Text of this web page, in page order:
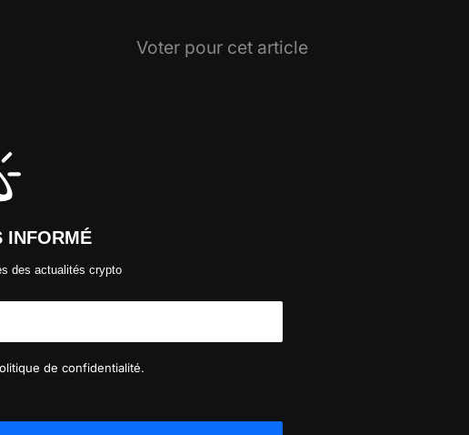
Voter pour cet article
INFORMÉ
des actualités crypto
de confidentialité.